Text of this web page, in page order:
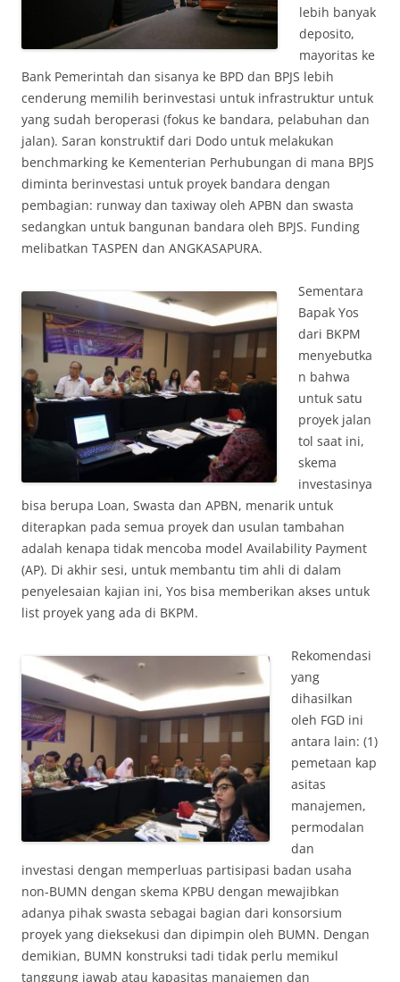
lebih banyak
deposito,
mayoritas ke
Bank Pemerintah dan sisanya ke BPD dan BPJS lebih
cenderung memilih berinvestasi untuk infrastruktur untuk
yang sudah beroperasi (fokus ke bandara, pelabuhan dan
jalan). Saran konstruktif dari Dodo untuk melakukan
benchmarking ke Kementerian Perhubungan di mana BPJS
diminta berinvestasi untuk proyek bandara dengan
pembagian: runway dan taxiway oleh APBN dan swasta
sedangkan untuk bangunan bandara oleh BPJS. Funding
melibatkan TASPEN dan ANGKASAPURA.
Sementara
Bapak Yos
dari BKPM
menyebutka
n bahwa
untuk satu
proyek jalan
tol saat ini,
skema
investasinya
bisa berupa Loan, Swasta dan APBN, menarik untuk
diterapkan pada semua proyek dan usulan tambahan
adalah kenapa tidak mencoba model Availability Payment
(AP). Di akhir sesi, untuk membantu tim ahli di dalam
penyelesaian kajian ini, Yos bisa memberikan akses untuk
list proyek yang ada di BKPM.
Rekomendasi
yang
dihasilkan
oleh FGD ini
antara lain: (1)
pemetaan kap
asitas
manajemen,
permodalan
dan
investasi dengan memperluas partisipasi badan usaha
non-BUMN dengan skema KPBU dengan mewajibkan
adanya pihak swasta sebagai bagian dari konsorsium
proyek yang dieksekusi dan dipimpin oleh BUMN. Dengan
demikian, BUMN konstruksi tadi tidak perlu memikul
tanggung jawab atau kapasitas manajemen dan